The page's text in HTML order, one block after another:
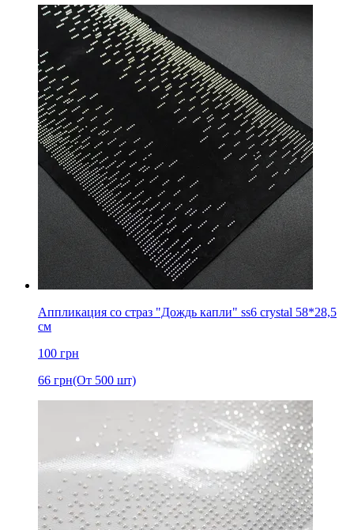
Аппликация со страз "Дождь капли" ss6 crystal 58*28,5
см
100 грн
66 грн(От 500 шт)